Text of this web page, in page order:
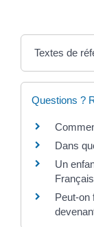
Textes de
Questions ?
Dans
Un
Peut-on